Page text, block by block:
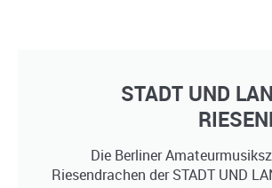
STADT UND
Die Berliner
Riesendrachen der STADT UND